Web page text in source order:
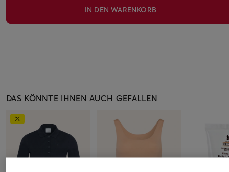
IN DEN WARENKORB
DAS KÖNNTE IHNEN AUCH GEFALLEN